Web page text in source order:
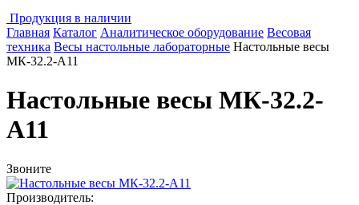
Продукция в наличии
Главная Каталог Аналитическое оборудование Весовая
техника Весы настольные лабораторные Настольные весы
МК-32.2-А11
Настольные весы МК-32.2-
А11
Звоните
Производитель: